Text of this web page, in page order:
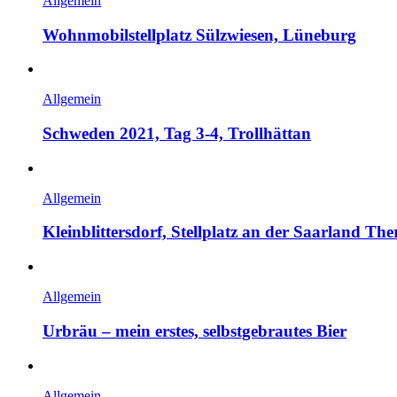
Wohnmobilstellplatz Sülzwiesen, Lüneburg
Allgemein
Schweden 2021, Tag 3-4, Trollhättan
Allgemein
Kleinblittersdorf, Stellplatz an der Saarland
Allgemein
Urbräu – mein erstes, selbstgebrautes Bier